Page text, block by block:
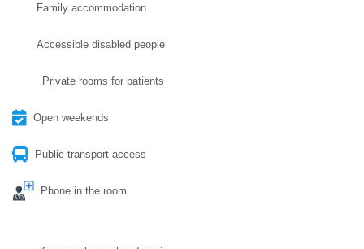
Family accommodation
Accessible disabled people
Private rooms for patients
Open weekends
Public transport access
Phone in the room